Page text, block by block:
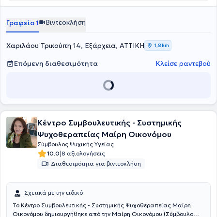
Γραφείο 1 Βιντεοκλήση
Χαριλάου Τρικούπη 14, Εξάρχεια, ΑΤΤΙΚΗ 1,8 km
Επόμενη διαθεσιμότητα Κλείσε ραντεβού
Κέντρο Συμβουλευτικής - Συστημικής
Ψυχοθεραπείας Mαίρη Οικονόμου
Σύμβουλος Ψυχικής Υγείας
10.0|8 αξιολογήσεις
Διαθεσιμότητα για βιντεοκλήση
Σχετικά με την ειδικό
Το Κέντρο Συμβουλευτικής - Συστημικής Ψυχοθεραπείας Mαίρη
Οικονόμου δημιουργήθηκε από την Μαίρη Οικονόμου (Σύμβουλο